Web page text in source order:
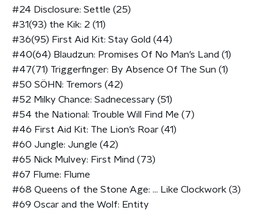
#24 Disclosure: Settle (25)
#31(93) the Kik: 2 (11)
#36(95) First Aid Kit: Stay Gold (44)
#40(64) Blaudzun: Promises Of No Man’s Land (1)
#47(71) Triggerfinger: By Absence Of The Sun (1)
#50 SÖHN: Tremors (42)
#52 Milky Chance: Sadnecessary (51)
#54 the National: Trouble Will Find Me (7)
#46 First Aid Kit: The Lion’s Roar (41)
#60 Jungle: Jungle (42)
#65 Nick Mulvey: First Mind (73)
#67 Flume: Flume
#68 Queens of the Stone Age: … Like Clockwork (3)
#69 Oscar and the Wolf: Entity